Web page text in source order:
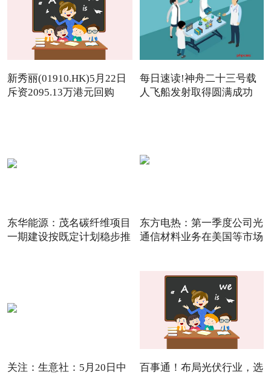
新秀丽(01910.HK)5月22日
斥资2095.13万港元回购
每日速读!神舟二十三号载
人飞船发射取得圆满成功
东华能源：茂名碳纤维项目
一期建设按既定计划稳步推
东方电热：第一季度公司光
通信材料业务在美国等市场
关注：生意社：5月20日中
百事通！布局光伏行业，选